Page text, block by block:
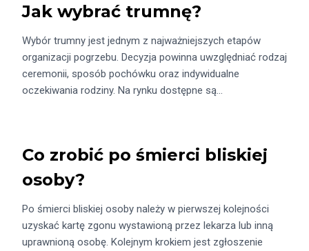
Jak wybrać trumnę?
Wybór trumny jest jednym z najważniejszych etapów
organizacji pogrzebu. Decyzja powinna uwzględniać rodzaj
ceremonii, sposób pochówku oraz indywidualne
oczekiwania rodziny. Na rynku dostępne są…
Co zrobić po śmierci bliskiej
osoby?
Po śmierci bliskiej osoby należy w pierwszej kolejności
uzyskać kartę zgonu wystawioną przez lekarza lub inną
uprawnioną osobę. Kolejnym krokiem jest zgłoszenie